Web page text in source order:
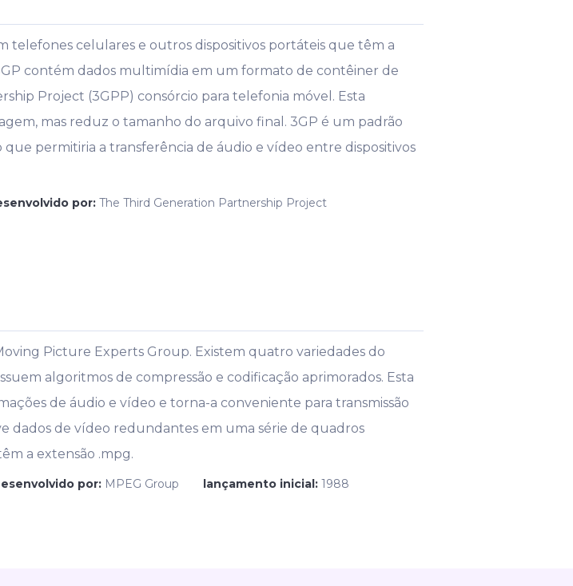
celulares e outros dispositivos portáteis que têm a
contém dados multimídia em um formato de contêiner de
Project (3GPP) consórcio para telefonia móvel. Esta
mas reduz o tamanho do arquivo final. 3GP é um padrão
permitiria a transferência de áudio e vídeo entre dispositivos
por: The Third Generation Partnership Project
Picture Experts Group. Existem quatro variedades do
algoritmos de compressão e codificação aprimorados. Esta
de áudio e vídeo e torna-a conveniente para transmissão
dados de vídeo redundantes em uma série de quadros
a extensão .mpg.
por: MPEG Group lançamento inicial: 1988